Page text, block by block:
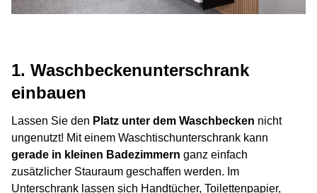
1. Waschbeckenunterschrank
einbauen
Lassen Sie den Platz unter dem Waschbecken nicht
ungenutzt! Mit einem Waschtischunterschrank kann
gerade in kleinen Badezimmern ganz einfach
zusätzlicher Stauraum geschaffen werden. Im
Unterschrank lassen sich Handtücher, Toilettenpapier,